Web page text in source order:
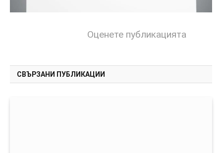
Оценете публикацията
СВЪРЗАНИ ПУБЛИКАЦИИ